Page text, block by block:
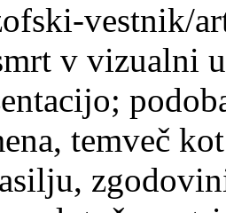
vestnik/
v vizualni
temveč